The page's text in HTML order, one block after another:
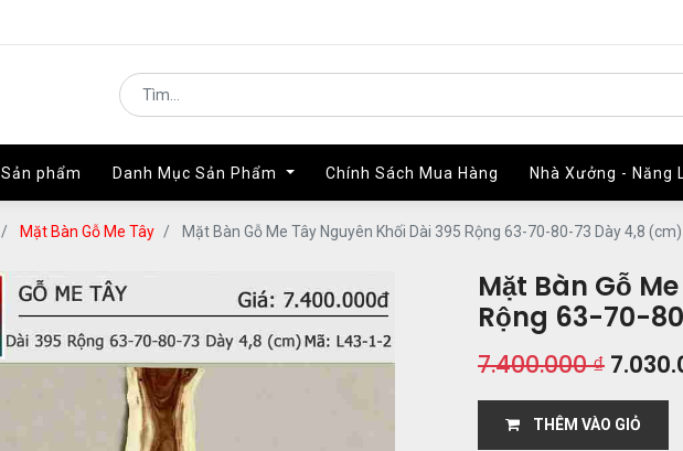
Sản phẩm Danh Mục Sản Phẩm Chính Sách Mua Hàng Nhà Xưởng - Năng
Sản phẩm Danh Mục Sản Phẩm Chính Sách Mua Hàng Nhà Xưởng - Năng
Mặt Bàn Gỗ Me Tây Mặt Bàn Gỗ Me Tây Nguyên Khối Dài 395 Rộng 63-70-80-73 Dày 4,8 (cm)
Mặt Bàn Gỗ
Rộng 63-70-
7.400.000₫
THÊM VÀO GIỎ